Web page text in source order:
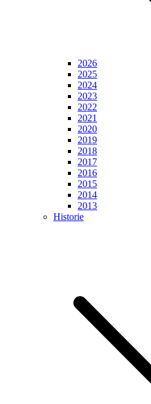
2026
2025
2024
2023
2022
2021
2020
2019
2018
2017
2016
2015
2014
2013
Historie